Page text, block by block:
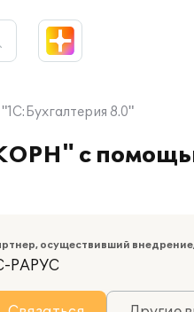
8.0"
"КОРН" с
осуществивший
РАРУС